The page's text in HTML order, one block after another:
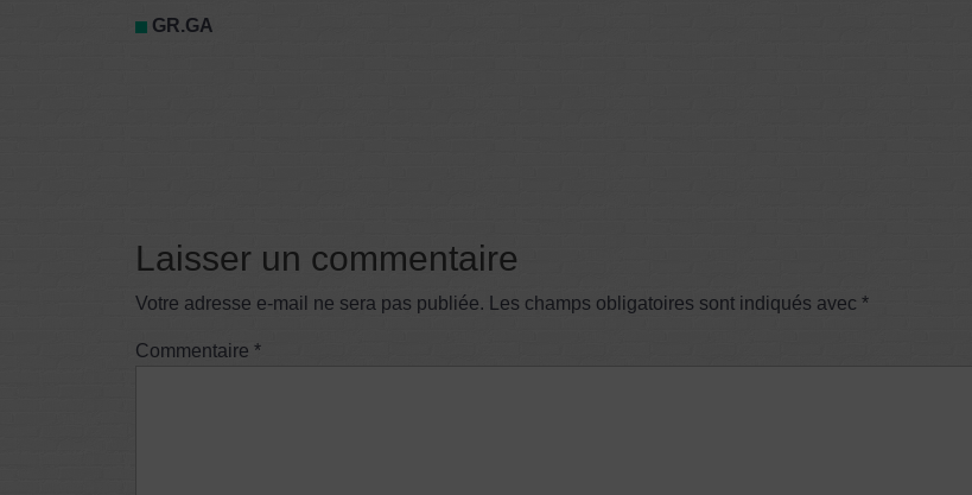
GR.GA
Laisser un commentaire
Votre adresse e-mail ne sera pas publiée. Les champs obligatoires sont indiqués avec *
Commentaire *